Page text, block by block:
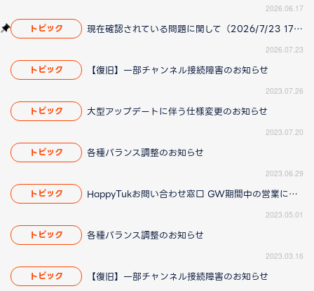
2026.06.17
トピック 現在確認されている問題に関して（2026/7/23 17:00更新）
2026.07.23
トピック 【復旧】一部チャンネル接続障害のお知らせ
2023.07.26
トピック 大型アップデートに伴う仕様変更のお知らせ
2023.07.20
トピック 各種バランス調整のお知らせ
2023.06.29
トピック HappyTukお問い合わせ窓口 GW期間中の営業について
2023.05.01
トピック 各種バランス調整のお知らせ
2023.03.16
トピック 【復旧】一部チャンネル接続障害のお知らせ